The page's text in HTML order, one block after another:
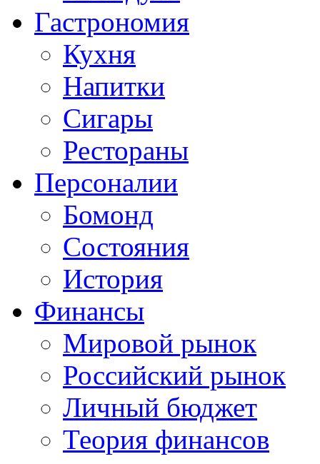
Гастрономия
Кухня
Напитки
Сигары
Рестораны
Персоналии
Бомонд
Состояния
История
Финансы
Мировой рынок
Российский рынок
Личный бюджет
Теория финансов